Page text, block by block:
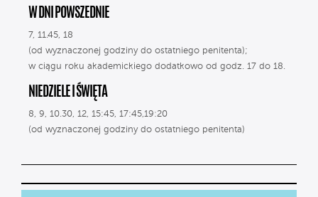
W DNI POWSZEDNIE
7, 11.45, 18
(od wyznaczonej godziny do ostatniego penitenta);
w ciągu roku akademickiego dodatkowo od godz. 17 do 18.
NIEDZIELE I ŚWIĘTA
8, 9, 10.30, 12, 15:45, 17:45,19:20
(od wyznaczonej godziny do ostatniego penitenta)